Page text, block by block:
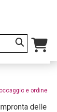
e ordine
delle